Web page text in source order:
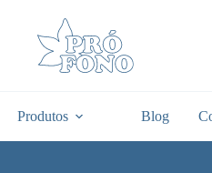
Produtos Blog